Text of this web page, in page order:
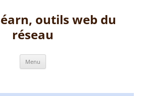
outils web du
réseau
Menu